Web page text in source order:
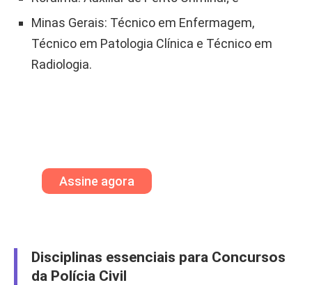
Minas Gerais: Técnico em Enfermagem,
Técnico em Patologia Clínica e Técnico em
Radiologia.
Assine agora
Disciplinas essenciais para Concursos
da Polícia Civil